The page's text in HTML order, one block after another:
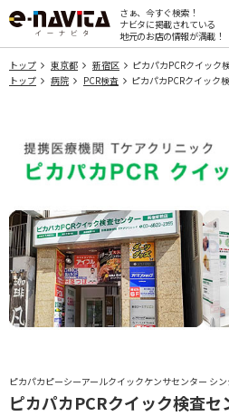
さぁ、今すぐ検索！
ナビタに掲載されている
地元のお店の情報が満載！
トップ 東京都 新宿区
ピカパカPCRクイック
トップ
病院 PCR検査 ピカパカPCRクイック
ピカパカピーシーアールクイックケンサセンター シ
ピカパカPCRクイック検査